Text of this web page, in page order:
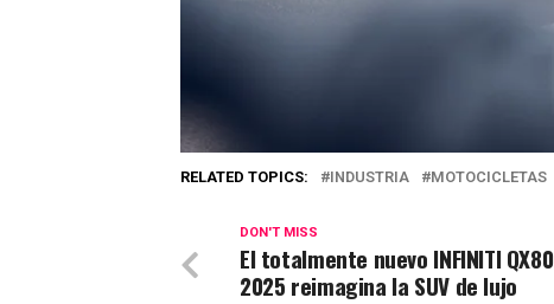
RELATED TOPICS: INDUSTRIA MOTOCICLETAS
DON'T MISS
El totalmente nuevo INFINITI QX80
2025 reimagina la SUV de lujo